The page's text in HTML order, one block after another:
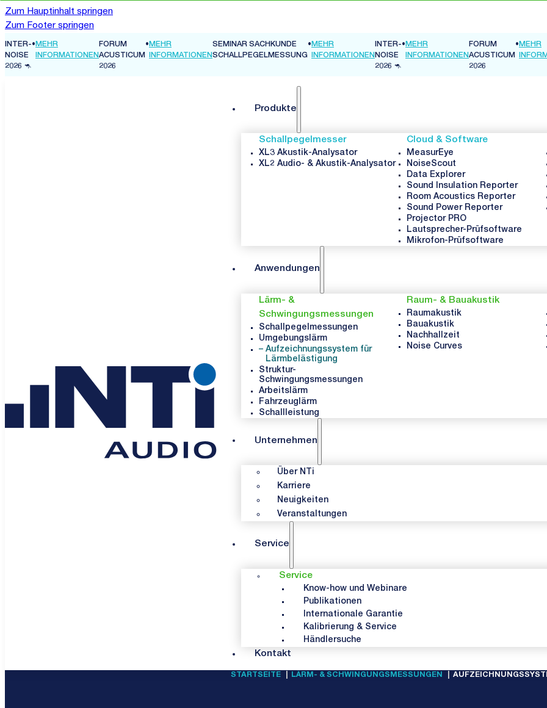
Zum Hauptinhalt springen
Zum Footer springen
INTER-
NOISE
2026 🦘
•MEHR
INFORMATIONEN
FORUM
ACUSTICUM
2026
•MEHR
INFORMATIONEN
SEMINAR SACHKUNDE
SCHALLPEGELMESSUNG
•MEHR
INFORMATIONEN
INTER-
NOISE
2026 🦘
•MEHR
INFORMATIONEN
FORUM
ACUSTICUM
2026
•MEHR
Produkte
Schallpegelmesser
XL3 Akustik-Analysator
XL2 Audio- & Akustik-Analysator
Cloud & Software
MeasurEye
NoiseScout
Data Explorer
Sound Insulation Reporter
Room Acoustics Reporter
Sound Power Reporter
Projector PRO
Lautsprecher-Prüfsoftware
Mikrofon-Prüfsoftware
Anwendungen
Lärm- &
Schwingungsmessungen
Schallpegelmessungen
Umgebungslärm
Aufzeichnungssystem für
Lärmbelästigung
Struktur-
Schwingungsmessungen
Arbeitslärm
Fahrzeuglärm
Schallleistung
Raum- & Bauakustik
Raumakustik
Bauakustik
Nachhallzeit
Noise Curves
Unternehmen
Über NTi
Karriere
Neuigkeiten
Veranstaltungen
Service
Service
Know-how und Webinare
Publikationen
Internationale Garantie
Kalibrierung & Service
Händlersuche
Kontakt
STARTSEITE LÄRM- & SCHWINGUNGSMESSUNGEN